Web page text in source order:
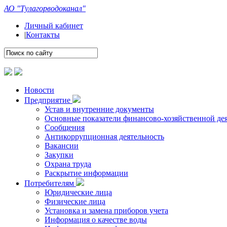
АО "Тулагорводоканал"
Личный кабинет
|Контакты
Новости
Предприятие
Устав и внутренние документы
Основные показатели финансово-хозяйственной
Сообщения
Антикоррупционная деятельность
Вакансии
Закупки
Охрана труда
Раскрытие информации
Потребителям
Юридические лица
Физические лица
Установка и замена приборов учета
Информация о качестве воды